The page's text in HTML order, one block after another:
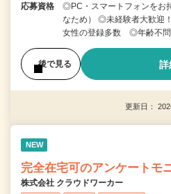
応募資格
◎PC・スマートフォンをお
なため） ◎未経験者大歓迎
女性の登録多数 ◎年齢不問
後で見る 詳
更新日：
NEW
完全在宅可のアンケートモ
株式会社 クラウドワーカー